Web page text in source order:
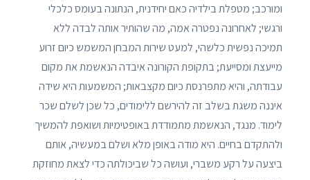
ומורכב; מטפלת בילדיה כאם יחידנית, הנתונה בעומס כלכלי
ורגשי; לאחרונה נפטרה אמה, מה שהותיר אותה לבדה ללא
תמיכה נפשית כלשהי, למעט שירות המבחן המשמש כיום זרוע
מייעצת ומסייעת; בתקופת הקורונה איבדה הנאשמת את מקום
עבודתה, והיא מתפרנסת כיום מקצבאות; המשמעות היא שידה
איננה משגת בשלב זה להירשם ללימודים, כל שכן לשלם שכר
לימוד. מנגד, הנאשמת מתמודדת באופטימיות ושואפת להמשיך
ולהתקדם בחיים. היא מודה באופן מלא ושלם במעשיה, אותם
ביצעה על רקע משברי, ועושה כל שביכולתה כדי לצאת מחוזקת